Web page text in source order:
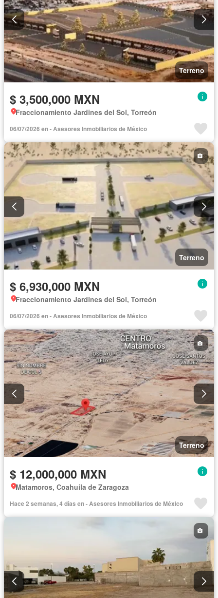
Terreno
$ 3,500,000 MXN
Fraccionamiento Jardines del Sol, Torreón
06/07/2026 en - Asesores Inmobiliarios de México
Terreno
$ 6,930,000 MXN
Fraccionamiento Jardines del Sol, Torreón
06/07/2026 en - Asesores Inmobiliarios de México
Terreno
$ 12,000,000 MXN
Matamoros, Coahuila de Zaragoza
Hace 2 semanas, 4 días en - Asesores Inmobiliarios de México